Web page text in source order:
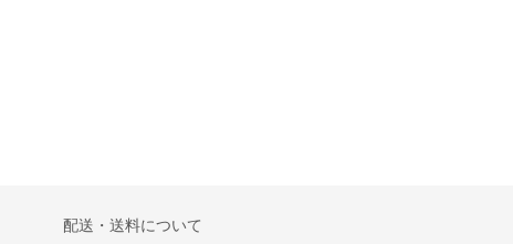
配送・送料について